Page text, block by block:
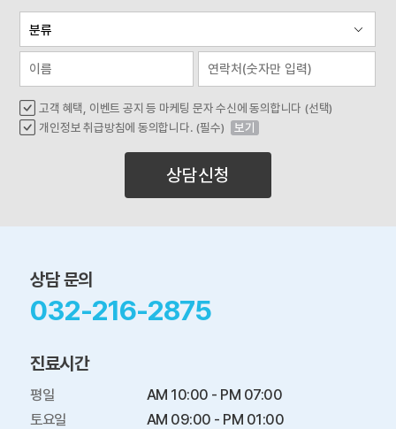
고객 혜택, 이벤트 공지 등 마케팅 문자 수신에 동의합니다 (선택)
개인정보 취급방침에 동의합니다. (필수)
보기
상담신청
상담 문의
032-216-2875
진료시간
평일
토요일
AM 10:00 - PM 07:00
AM 09:00 - PM 01:00